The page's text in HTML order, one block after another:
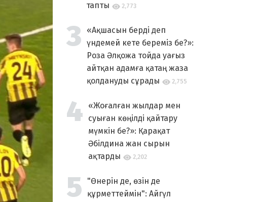
тапты
2,773
«Ақшасын берді деп
үндемей кете береміз бе?»:
Роза Әлқожа тойда уағыз
айтқан адамға қатаң жаза
қолдануды сұрады
2,755
«Жоғалған жылдар мен
суыған көңілді қайтару
мүмкін бе?»: Қарақат
Әбілдина жан сырын
ақтарды
2,202
"Өнерін де, өзін де
құрметтеймін": Айгүл